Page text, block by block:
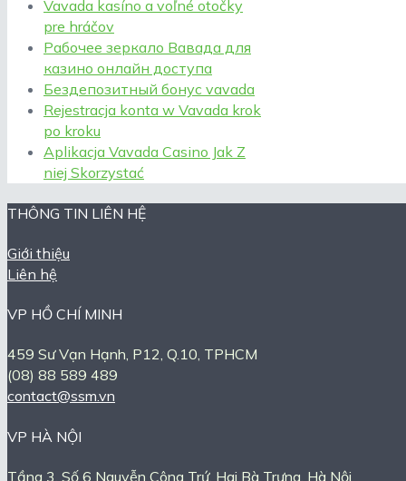
Vavada kasíno a voľné otočky
pre hráčov
Рабочее зеркало Вавада для
казино онлайн доступа
Бездепозитный бонус vavada
Rejestracja konta w Vavada krok
po kroku
Aplikacja Vavada Casino Jak Z
niej Skorzystać
THÔNG TIN LIÊN HỆ
Giới thiệu
Liên hệ
VP HỒ CHÍ MINH
459 Sư Vạn Hạnh, P12, Q.10, TPHCM
(08) 88 589 489
contact@ssm.vn
VP HÀ NỘI
Tầng 3, Số 6 Nguyễn Công Trứ, Hai Bà Trưng, Hà Nội